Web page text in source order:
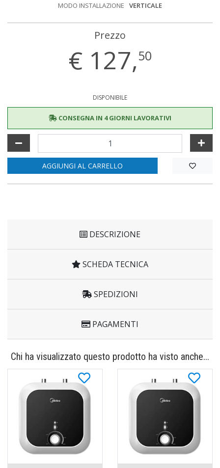
MODO INSTALLAZIONE
VERTICALE
Prezzo
€ 127,50
DISPONIBILE
CONSEGNA IN 4 GIORNI LAVORATIVI
AGGIUNGI AL CARRELLO
DESCRIZIONE
SCHEDA TECNICA
SPEDIZIONI
PAGAMENTI
Chi ha visualizzato questo prodotto ha visto anche...